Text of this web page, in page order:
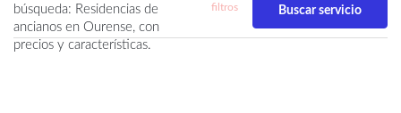
búsqueda: Residencias de
ancianos en Ourense, con
precios y características.
filtros